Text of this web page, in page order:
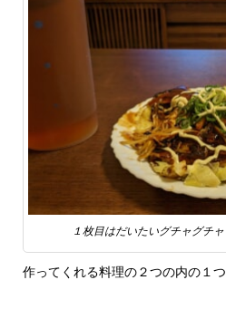
１枚目はだいたいグチャグチャ
作ってくれる料理の２つの内の１つ